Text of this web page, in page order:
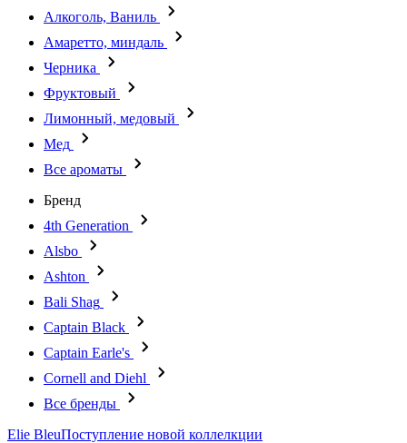
Алкоголь, Ваниль
Амаретто, миндаль
Черника
Фруктовый
Лимонный, медовый
Мед
Все ароматы
Бренд
4th Generation
Alsbo
Ashton
Bali Shag
Captain Black
Captain Earle's
Cornell and Diehl
Все бренды
Elie BleuПоступление новой коллелкции